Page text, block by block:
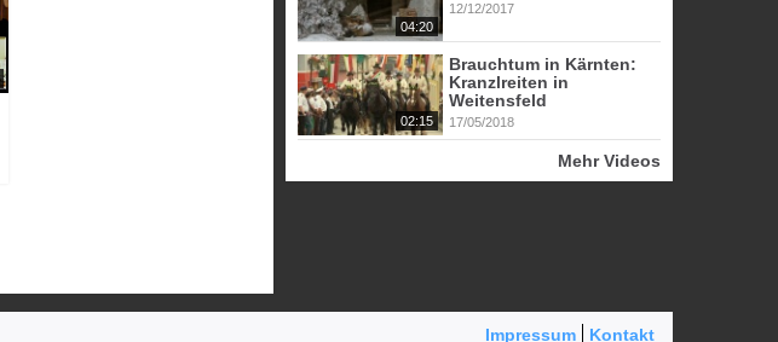
04:20
12/12/2017
02:15
Brauchtum in Kärnten:
Kranzlreiten in
Weitensfeld
17/05/2018
Mehr Videos
Impressum Kontakt